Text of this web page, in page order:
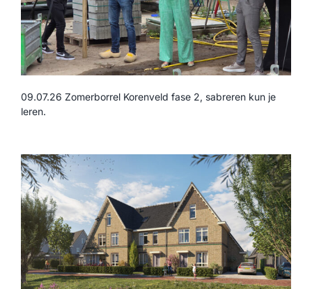
09.07.26 Zomerborrel Korenveld fase 2, sabreren kun je
leren.